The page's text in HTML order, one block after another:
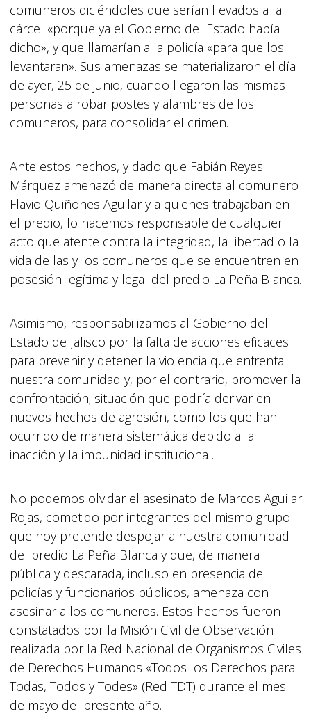
comuneros diciéndoles que serían llevados a la
cárcel «porque ya el Gobierno del Estado había
dicho», y que llamarían a la policía «para que los
levantaran». Sus amenazas se materializaron el día
de ayer, 25 de junio, cuando llegaron las mismas
personas a robar postes y alambres de los
comuneros, para consolidar el crimen.
Ante estos hechos, y dado que Fabián Reyes
Márquez amenazó de manera directa al comunero
Flavio Quiñones Aguilar y a quienes trabajaban en
el predio, lo hacemos responsable de cualquier
acto que atente contra la integridad, la libertad o la
vida de las y los comuneros que se encuentren en
posesión legítima y legal del predio La Peña Blanca.
Asimismo, responsabilizamos al Gobierno del
Estado de Jalisco por la falta de acciones eficaces
para prevenir y detener la violencia que enfrenta
nuestra comunidad y, por el contrario, promover la
confrontación; situación que podría derivar en
nuevos hechos de agresión, como los que han
ocurrido de manera sistemática debido a la
inacción y la impunidad institucional.
No podemos olvidar el asesinato de Marcos Aguilar
Rojas, cometido por integrantes del mismo grupo
que hoy pretende despojar a nuestra comunidad
del predio La Peña Blanca y que, de manera
pública y descarada, incluso en presencia de
policías y funcionarios públicos, amenaza con
asesinar a los comuneros. Estos hechos fueron
constatados por la Misión Civil de Observación
realizada por la Red Nacional de Organismos Civiles
de Derechos Humanos «Todos los Derechos para
Todas, Todos y Todes» (Red TDT) durante el mes
de mayo del presente año.